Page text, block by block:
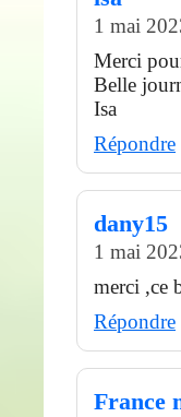
1 mai
Merci
Belle
Isa
Répondre
dany15
1 mai
merci ,ce
Répondre
France